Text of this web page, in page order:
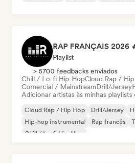
Playlist
> 5700 feedbacks enviados
Chill / Lo-fi Hip-HopCloud Rap /
Comercial / MainstreamDrill/Jersey
Adicionar artistas às minhas
Cloud Rap / Hip Hop Drill/Jersey
Hip-hop instrumental
Rap francês
Chill / Lo-fi Hip-Hop